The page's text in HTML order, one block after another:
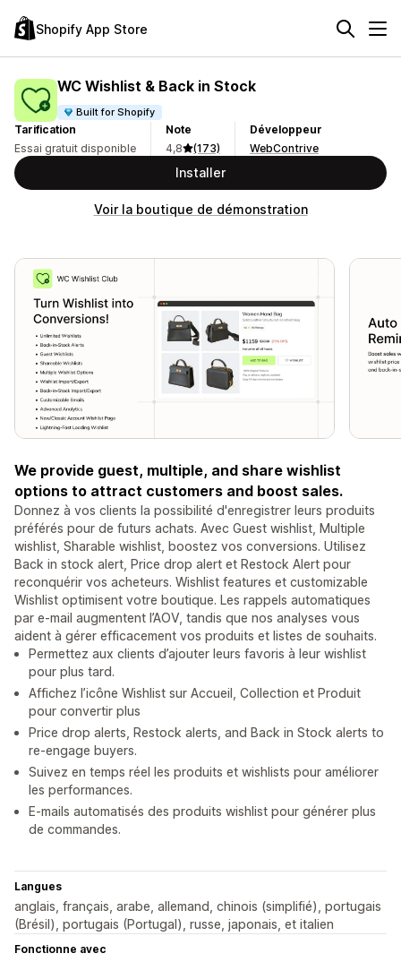
Shopify App Store
WC Wishlist & Back in Stock
Built for Shopify
Tarification
Essai gratuit disponible
Note
4,8
(173)
Développeur
WebContrive
Installer
Voir la boutique de démonstration
We provide guest, multiple, and share wishlist
options to attract customers and boost sales.
Donnez à vos clients la possibilité d'enregistrer leurs produits
préférés pour de futurs achats. Avec Guest wishlist, Multiple
wishlist, Sharable wishlist, boostez vos conversions. Utilisez
Back in stock alert, Price drop alert et Restock Alert pour
reconquérir vos acheteurs. Wishlist features et customizable
Wishlist optimisent votre boutique. Les rappels automatiques
par e-mail augmentent l’AOV, tandis que nos analyses vous
aident à gérer efficacement vos produits et listes de souhaits.
Permettez aux clients d’ajouter leurs favoris à leur wishlist
pour plus tard.
Affichez l’icône Wishlist sur Accueil, Collection et Produit
pour convertir plus
Price drop alerts, Restock alerts, and Back in Stock alerts to
re-engage buyers.
Suivez en temps réel les produits et wishlists pour améliorer
les performances.
E-mails automatisés des produits wishlist pour générer plus
de commandes.
Langues
anglais, français, arabe, allemand, chinois (simplifié), portugais
(Brésil), portugais (Portugal), russe, japonais, et italien
Fonctionne avec